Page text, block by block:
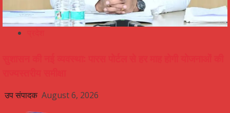
उप संपादक August 6, 2026